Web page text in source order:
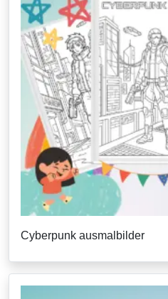
Cyberpunk ausmalbilder